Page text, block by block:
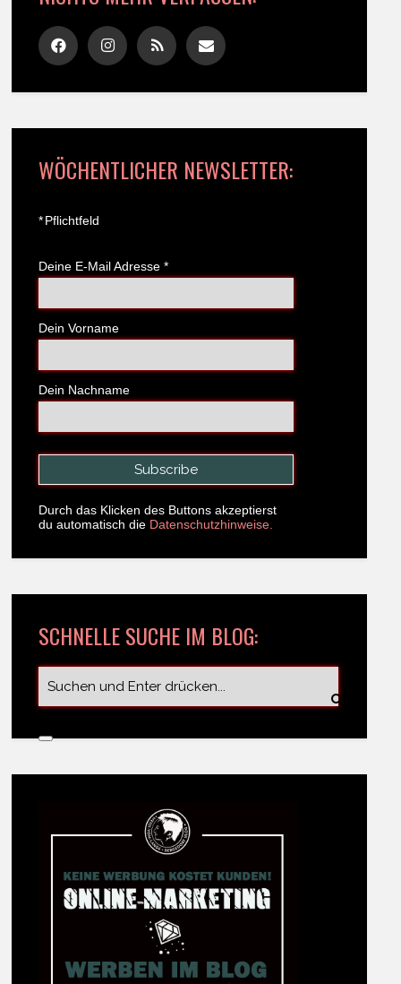
WÖCHENTLICHER NEWSLETTER:
*Pflichtfeld
Deine E-Mail Adresse *
Dein Vorname
Dein Nachname
Durch das Klicken des Buttons akzeptierst
du automatisch die Datenschutzhinweise.
SCHNELLE SUCHE IM BLOG: